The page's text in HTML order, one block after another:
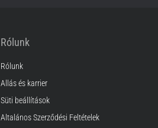
Rólunk
Rólunk
Állás és karrier
Süti beállítások
Általános Szerződési Feltételek